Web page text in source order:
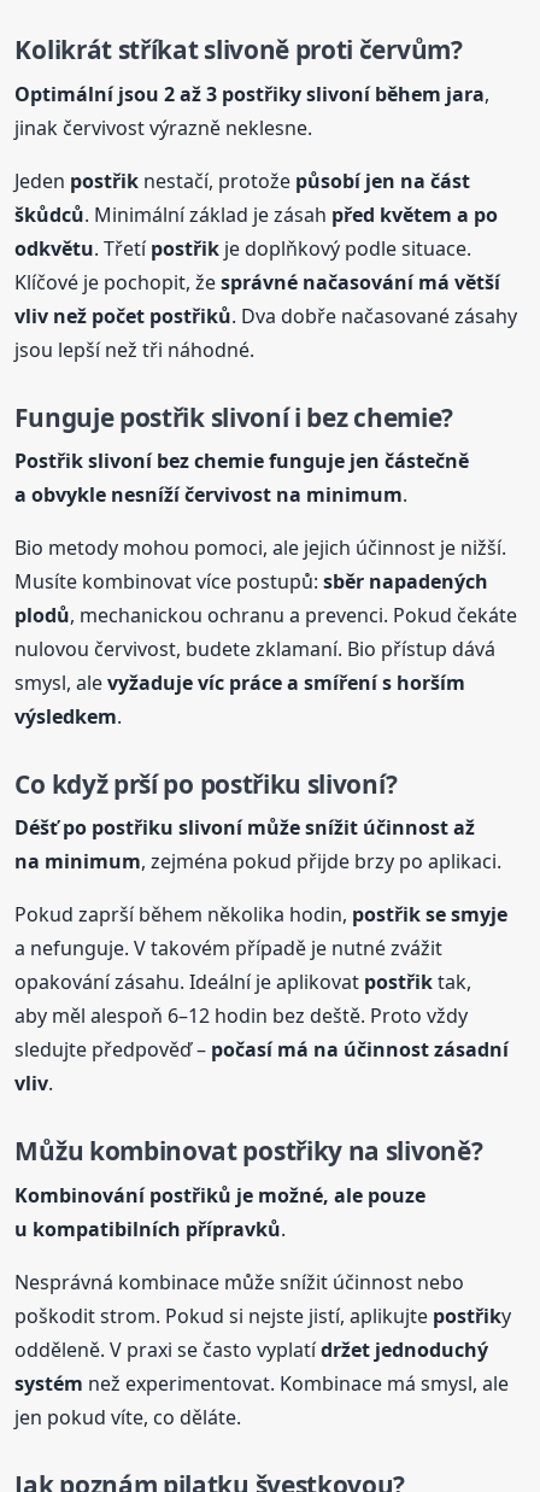
Kolikrát stříkat slivoně proti červům?
Optimální jsou 2 až 3 postřiky slivoní během jara,
jinak červivost výrazně neklesne.
Jeden postřik nestačí, protože působí jen na část
škůdců. Minimální základ je zásah před květem a po
odkvětu. Třetípostřik je doplňkový podle situace.
Klíčové je pochopit, žesprávné načasování má větší
vliv než počet postřiků. Dva dobře načasované zásahy
jsou lepší než tři náhodné.
Fungujepostřikslivoní i bez chemie?
Postřikslivoní bez chemie funguje jen částečně
a obvykle nesníží červivost na minimum.
Bio metody mohou pomoci, ale jejich účinnost je nižší.
Musíte kombinovat více postupů:sběr napadených
plodů, mechanickou ochranu a prevenci. Pokud čekáte
nulovou červivost, budete zklamaní. Bio přístup dává
smysl, alevyžaduje víc práce a smíření s horším
výsledkem.
Co když prší po postřiku slivoní?
Déšť po postřiku slivoní může snížit účinnost až
na minimum, zejména pokud přijde brzy po aplikaci.
Pokud zaprší během několika hodin, postřikse smyje
a nefunguje. V takovém případě je nutné zvážit
opakování zásahu. Ideální je aplikovat postřiktak,
aby měl alespoň 6–12 hodin bez deště. Proto vždy
sledujte předpověď – počasí má na účinnost zásadní
vliv.
Můžu kombinovatpostřiky na slivoně?
Kombinovánípostřiků je možné, ale pouze
u kompatibilních přípravků.
Nesprávná kombinace může snížit účinnost nebo
poškodit strom. Pokud si nejste jistí, aplikujte postřiky
odděleně. V praxi se často vyplatídržet jednoduchý
systém než experimentovat. Kombinace má smysl, ale
jen pokud víte, co děláte.
Jak poznám pilatku švestkovou?